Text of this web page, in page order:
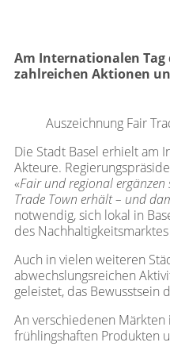
Am Internationalen Tag
zahlreichen Aktionen
Auszeichnung Fair
Die Stadt Basel erhielt am
Akteure.
«Fair und regional
Trade Town erhält – und
notwendig, sich lokal in
des
Auch in vielen weiteren
abwechslungsreichen
geleistet, das Bewusstsein
An verschiedenen Märkten
frühlingshaften Produkten